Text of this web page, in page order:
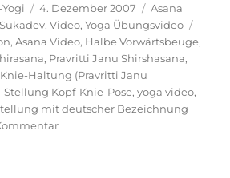
Veröffentlicht
am
4. Dezember 2007 Kategorien
Asana
Sukadev,Video,Yoga Übungsvideo
,Asana Video, Halbe Vorwärtsbeuge,
, Pravritti Janu Shirshasana,
Haltung (Pravritti Janu
Stellung Kopf-Knie-Pose,yoga video,
mit deutscher Bezeichnung
zu